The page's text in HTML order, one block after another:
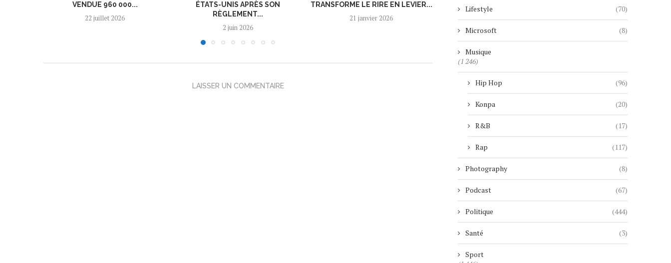
VENDUE 960 000...
22 juillet 2026
ÉTATS-UNIS APRÈS SON
RÈGLEMENT...
2 juin 2026
TRANSFORME LE RIRE EN LEVIER...
21 janvier 2026
HAUT HÔTEL...
4 janvier 2026
MANIPULÉE PAR UN FAUX
29 novembre 2025
LAISSER UN COMMENTAIRE
Lifestyle (70)
Microsoft (8)
Musique
(1 246)
Hip Hop (96)
Konpa (20)
R&B (17)
Rap (117)
Photography (8)
Podcast (67)
Politique (444)
Santé (3)
Sport